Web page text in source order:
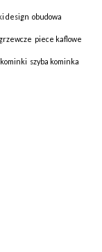
design obudowa
piece kaflowe
szyba kominka